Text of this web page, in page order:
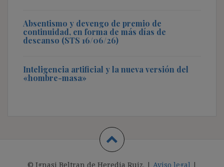
Absentismo y devengo de premio de
continuidad, en forma de más días de
descanso (STS 16/06/26)
Inteligencia artificial y la nueva versión del
«hombre-masa»
© Ignasi Beltran de Heredia Ruiz. | Aviso legal |